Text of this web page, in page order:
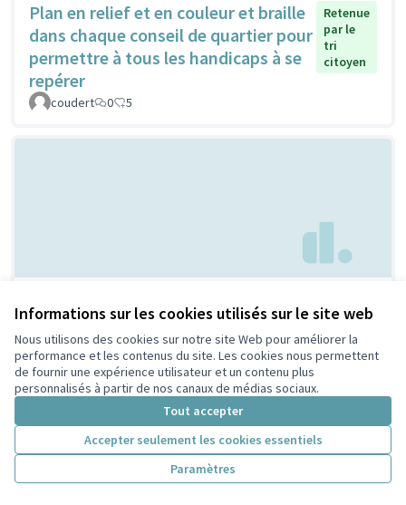
Informations sur les cookies utilisés sur le site web
Nous utilisons des cookies sur notre site Web pour améliorer la
performance et les contenus du site. Les cookies nous permettent
de fournir une expérience utilisateur et un contenu plus
personnalisés à partir de nos canaux de médias sociaux.
Tout accepter
Accepter seulement les cookies essentiels
Paramètres
Plan en relief et en couleur et braille
dans chaque conseil de quartier pour
permettre à tous les handicaps à se
repérer
Retenue
par le
tri
citoyen
coudert 0 5
Villeurbanne
citoyen
Febpecker
9 9